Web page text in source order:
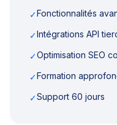
✓Fonctionnalités
✓Intégrations API
✓Optimisation SEO
✓Formation
✓Support 60 jours